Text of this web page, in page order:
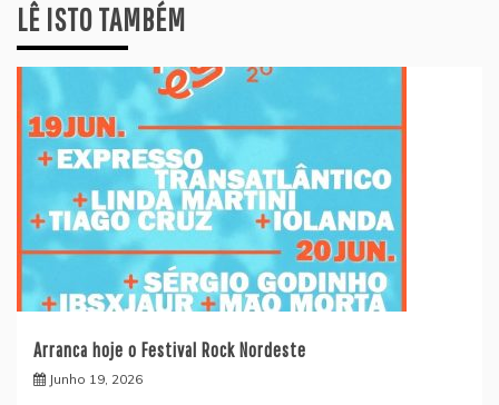
LÊ ISTO TAMBÉM
Arranca hoje o Festival Rock Nordeste
Junho 19, 2026